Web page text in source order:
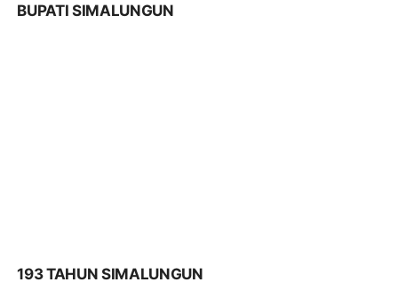
BUPATI SIMALUNGUN
193 TAHUN SIMALUNGUN